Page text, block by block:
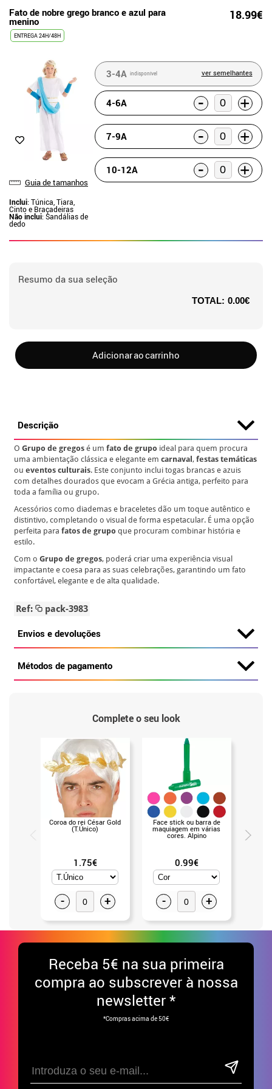
Fato de nobre grego branco e azul para
menino 18.99€
ENTREGA 24H/48H
Guia de tamanhos
Inclui: Túnica, Tiara,
Cinto e Braçadeiras
Não inclui: Sandálias de
dedo
3-4A indisponível ver semelhantes
4-6A - +
7-9A - +
10-12A - +
Resumo da sua seleção
TOTAL: 0.00€
Adicionar ao carrinho
Descrição
OGrupo de gregos é umfato de grupo ideal para quem procura
uma ambientação clássica e elegante emcarnaval,festas temáticas
oueventos culturais. Este conjunto inclui togas brancas e azuis
com detalhes dourados que evocam a Grécia antiga, perfeito para
toda a família ou grupo.
Acessórios como diademas e braceletes dão um toque autêntico e
distintivo, completando o visual de forma espetacular. É uma opção
perfeita parafatos de grupo que procuram combinar história e
estilo.
Com oGrupo de gregos, poderá criar uma experiência visual
impactante e coesa para as suas celebrações, garantindo um fato
confortável, elegante e de alta qualidade.
Ref: pack-3983
Envios e devoluções
Métodos de pagamento
Complete o seu look
Coroa do rei César Gold
(T.Único)
1.75€
- +
Face stick ou barra de
maquiagem em várias
cores. Alpino
0.99€
- +
Receba 5€ na sua primeira
compra ao subscrever à nossa
newsletter *
*Compras acima de 50€